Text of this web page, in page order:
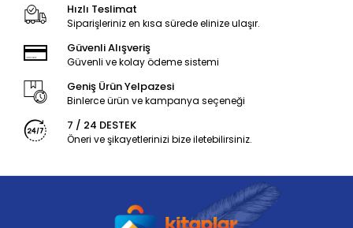
Hızlı Teslimat
Siparişleriniz en kısa sürede elinize ulaşır.
Güvenli Alışveriş
Güvenli ve kolay ödeme sistemi
Geniş Ürün Yelpazesi
Binlerce ürün ve kampanya seçeneği
7 / 24 DESTEK
Öneri ve şikayetlerinizi bize iletebilirsiniz.